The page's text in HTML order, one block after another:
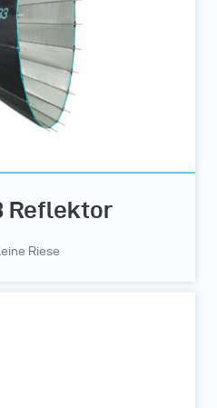
Reflektor
Riese